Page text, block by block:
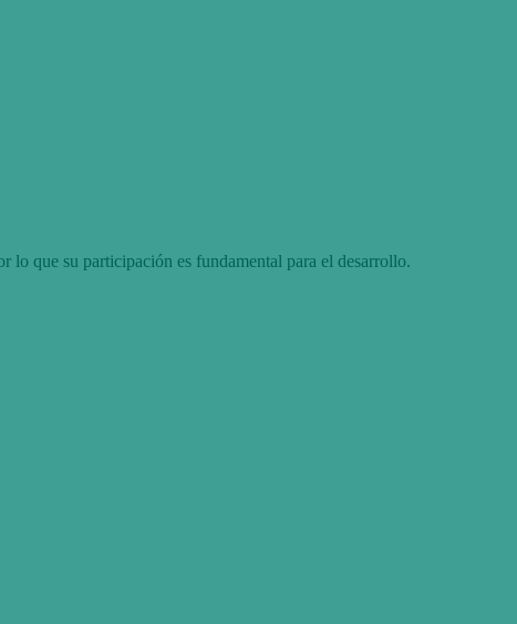
lo que su participación es fundamental para el desarrollo.